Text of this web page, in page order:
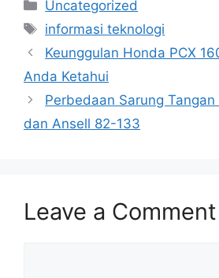
Uncategorized
Tags
informasi teknologi
Keunggulan Honda PCX
Anda Ketahui
Perbedaan Sarung
dan Ansell 82-133
Leave a Comment